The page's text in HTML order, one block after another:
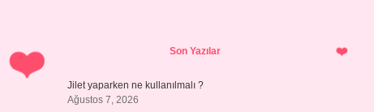
SidebarSon Yazılar
Jilet yaparken ne kullanılmalı ?
Ağustos 7, 2026